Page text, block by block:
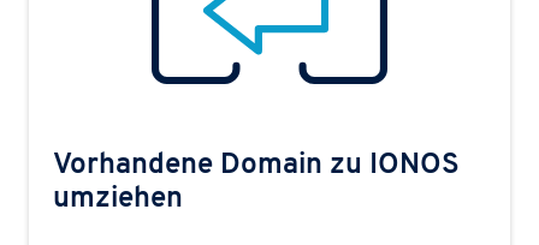
Vorhandene Domain zu IONOS
umziehen